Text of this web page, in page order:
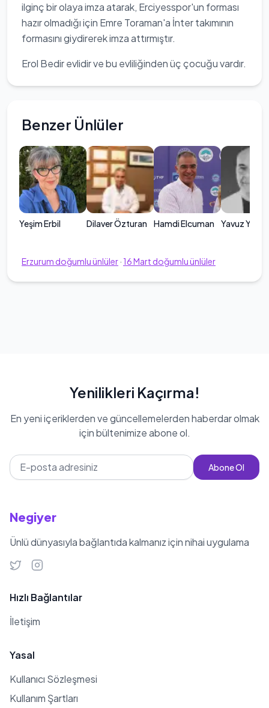
ilginç bir olaya imza atarak, Erciyesspor'un forması
hazır olmadığı için Emre Toraman'a İnter takımının
formasını giydirerek imza attırmıştır.
Erol Bedir evlidir ve bu evliliğinden üç çocuğu vardır.
Benzer Ünlüler
Yeşim Erbil Dilaver Özturan Hamdi Elcuman Yavuz
Erzurum doğumlu ünlüler· 16Mart doğumlu ünlüler
Yenilikleri Kaçırma!
En yeni içeriklerden ve güncellemelerden haberdar olmak
için bültenimize abone ol.
Abone Ol
Negiyer
Ünlü dünyasıyla bağlantıda kalmanız için nihai uygulama
Hızlı Bağlantılar
İletişim
Yasal
Kullanıcı Sözleşmesi
Kullanım Şartları